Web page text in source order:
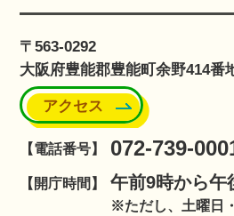
〒563-0292
大阪府豊能郡豊能町余野414番
アクセス
【電話番号】 072-739-
【開庁時間】 午前9時から午
※ただし、土曜日